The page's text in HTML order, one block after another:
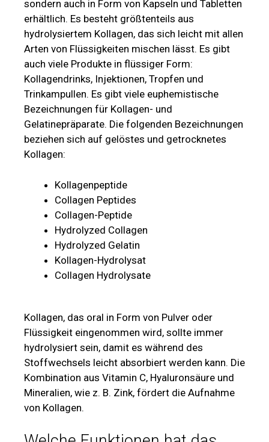
sondern auch in Form von Kapseln und Tabletten
erhältlich. Es besteht größtenteils aus
hydrolysiertem Kollagen, das sich leicht mit allen
Arten von Flüssigkeiten mischen lässt. Es gibt
auch viele Produkte in flüssiger Form:
Kollagendrinks, Injektionen, Tropfen und
Trinkampullen. Es gibt viele euphemistische
Bezeichnungen für Kollagen- und
Gelatinepräparate. Die folgenden Bezeichnungen
beziehen sich auf gelöstes und getrocknetes
Kollagen:
Kollagenpeptide
Collagen Peptides
Collagen-Peptide
Hydrolyzed Collagen
Hydrolyzed Gelatin
Kollagen-Hydrolysat
Collagen Hydrolysate
Kollagen, das oral in Form von Pulver oder
Flüssigkeit eingenommen wird, sollte immer
hydrolysiert sein, damit es während des
Stoffwechsels leicht absorbiert werden kann. Die
Kombination aus Vitamin C, Hyaluronsäure und
Mineralien, wie z. B. Zink, fördert die Aufnahme
von Kollagen.